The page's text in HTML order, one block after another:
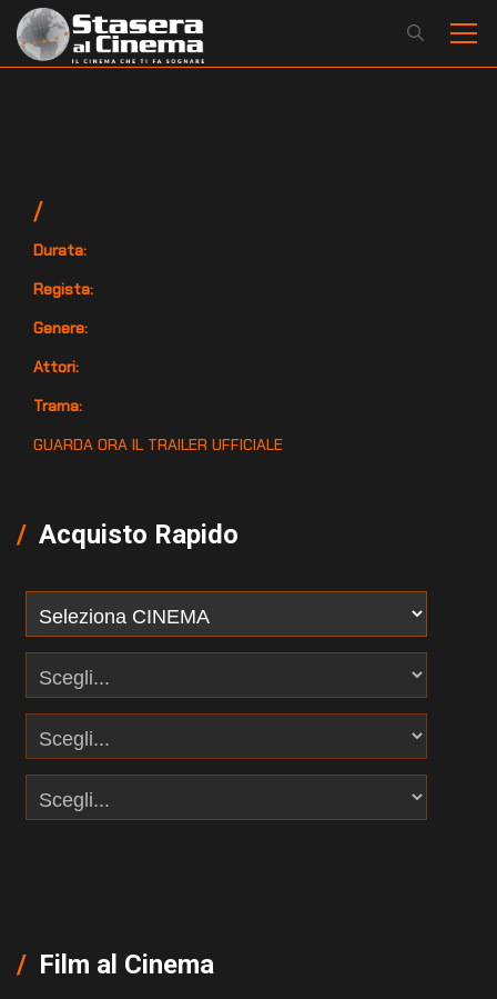
/
Durata:
Regista:
Genere:
Attori:
Trama:
GUARDA ORA IL TRAILER UFFICIALE
Acquisto Rapido
Film al Cinema